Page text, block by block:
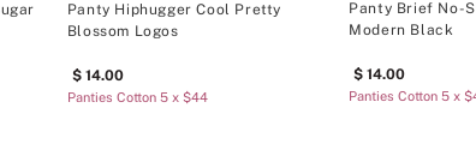
Panty Hiphugger Cool Pretty
Blossom Logos
14.00
Panties Cotton 5 x $44
Panty Brief No-
Modern Black
14.00
Panties Cotton 5 x